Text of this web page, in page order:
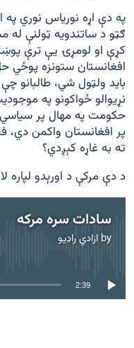
د ازادې اروپا/ ازادي
په دې اړه نوریاس نوري
ګټو د ساتندویه ټولنې
کړې او لومړۍ یې ترې
افغانستان ستونزه پوځي
باید ولټول شي، طالبانو
نړیوالو ځواکونو په
حکومت په مهال پر
پر افغانستان واکمن
ته به غاړه کېږدي؟
د دې مرکې د اورېدو لپاره
سادات سره مرکه
by ازادي راډیو
available
2:39